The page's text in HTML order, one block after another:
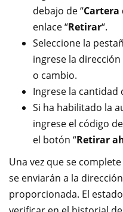
debajo de “Cartera
enlace “Retirar“.
Seleccione la
ingrese la
o cambio.
Ingrese la
Si ha habilitado la
ingrese el código
el botón “Retirar
Una vez que se
se enviarán a la
proporcionada. El